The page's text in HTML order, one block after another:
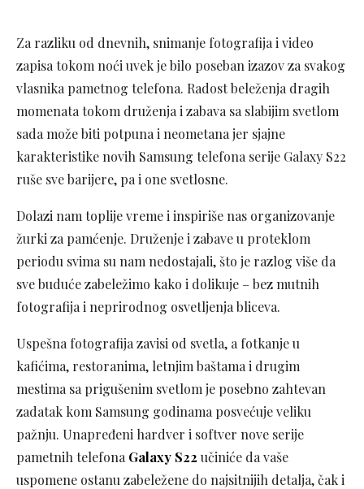
Za razliku od dnevnih, snimanje fotografija i video
zapisa tokom noći uvek je bilo poseban izazov za svakog
vlasnika pametnog telefona. Radost beleženja dragih
momenata tokom druženja i zabava sa slabijim svetlom
sada može biti potpuna i neometana jer sjajne
karakteristike novih Samsung telefona serije Galaxy S22
ruše sve barijere, pa i one svetlosne.
Dolazi nam toplije vreme i inspiriše nas organizovanje
žurki za pamćenje. Druženje i zabave u proteklom
periodu svima su nam nedostajali, što je razlog više da
sve buduće zabeležimo kako i dolikuje – bez mutnih
fotografija i neprirodnog osvetljenja bliceva.
Uspešna fotografija zavisi od svetla, a fotkanje u
kafićima, restoranima, letnjim baštama i drugim
mestima sa prigušenim svetlom je posebno zahtevan
zadatak kom Samsung godinama posvećuje veliku
pažnju. Unapređeni hardver i softver nove serije
pametnih telefona Galaxy S22 učiniće da vaše
uspomene ostanu zabeležene do najsitnijih detalja, čak i